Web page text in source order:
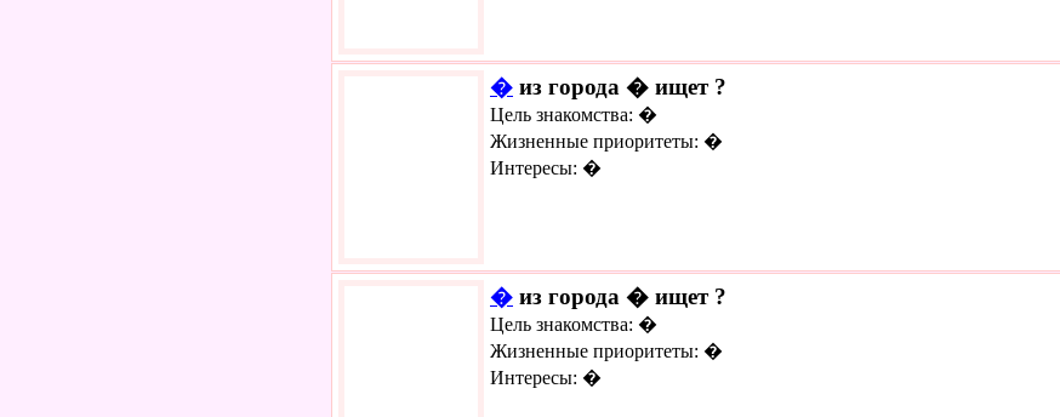
� из города � ищет ?
Цель знакомства: �
Жизненные приоритеты: �
Интересы: �
� из города � ищет ?
Цель знакомства: �
Жизненные приоритеты: �
Интересы: �